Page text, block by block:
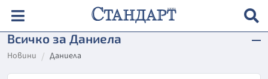
Всичко за Даниела
Новини Даниела